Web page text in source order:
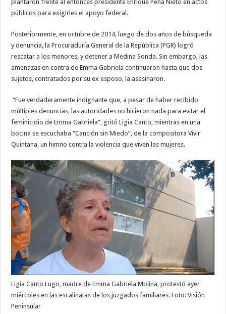
plantaron frente al entonces presidente Enrique Peña Nieto en actos
públicos para exigirles el apoyo federal.
Posteriormente, en octubre de 2014, luego de dos años de búsqueda
y denuncia, la Procuraduría General de la República (PGR) logró
rescatar a los menores, y detener a Medina Sonda. Sin embargo, las
amenazas en contra de Emma Gabriela continuaron hasta que dos
sujetos, contratados por su ex esposo, la asesinaron.
“Fue verdaderamente indignante que, a pesar de haber recibido
múltiples denuncias, las autoridades no hicieron nada para evitar el
feminicidio de Emma Gabriela”, gritó Ligia Canto, mientras en una
bocina se escuchaba “Canción sin Miedo”, de la compositora Vivir
Quintana, un himno contra la violencia que viven las mujeres.
Ligia Canto Lugo, madre de Emma Gabriela Molina, protestó ayer
miércoles en las escalinatas de los juzgados familiares. Foto: Visión
Peninsular